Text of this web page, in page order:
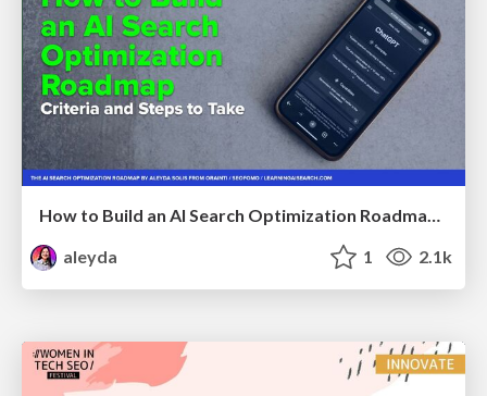
How to Build an AI Search Optimization Roadmap - Criteria and Steps to Take #SEOIRL
aleyda
1 2.1k